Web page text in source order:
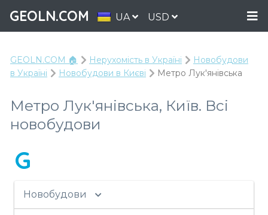
GEOLN.COM UA USD
GEOLN.COM 🏠 Нерухомість в Україні
Новобудови
в Україні
Новобудови в Києві Метро Лук'янівська
Метро Лук'янівська, Київ. Всі
новобудови
G
Новобудови